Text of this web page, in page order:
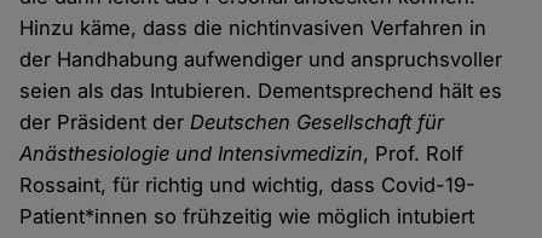
Hinzu käme, dass die nichtinvasiven Verfahren in
der Handhabung aufwendiger und anspruchsvoller
seien als das Intubieren. Dementsprechend hält es
der Präsident derDeutschen Gesellschaft für
Anästhesiologie und Intensivmedizin, Prof. Rolf
Rossaint, für richtig und wichtig, dass Covid-19-
Patient*innen so frühzeitig wie möglich intubiert